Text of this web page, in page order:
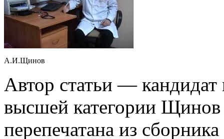
А.И.Щинов
Автор статьи —
высшей категории
перепечатана из